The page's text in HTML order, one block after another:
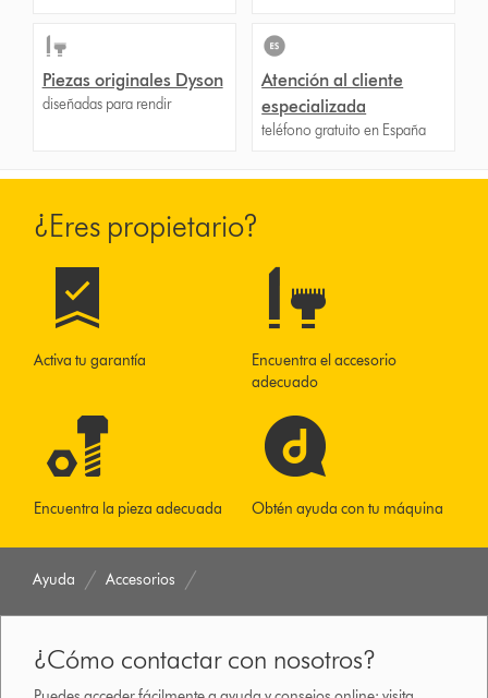
Piezas originales Dyson
diseñadas para rendir
Atención al cliente
especializada
teléfono gratuito en España
¿Eres propietario?
Activa tu garantía
Encuentra el accesorio
adecuado
Encuentra la pieza adecuada Obtén ayuda con tu máquina
Ayuda Accesorios
¿Cómo contactar con nosotros?